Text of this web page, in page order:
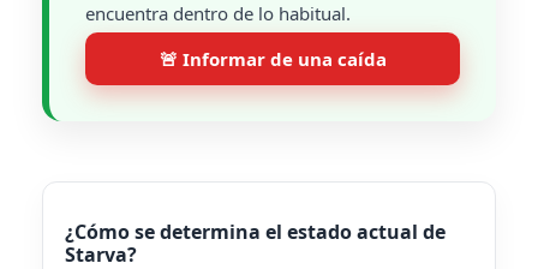
encuentra dentro de lo habitual.
🚨 Informar de una caída
¿Cómo se determina el estado actual de
Starva?